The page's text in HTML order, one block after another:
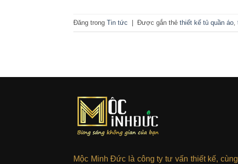
Đăng trong Tin tức | Được gắn thẻ thiết kế tủ quần áo
Mộc Minh Đức là công ty tư vấn thiết kế, cùng